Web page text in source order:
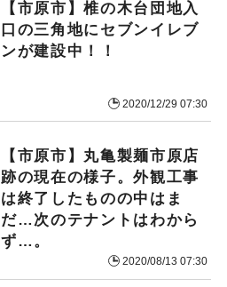
【市原市】椎の木台団地入
口の三角地にセブンイレブ
ンが建設中！！
2020/12/29 07:30
【市原市】丸亀製麺市原店
跡の現在の様子。外観工事
は終了したものの中はま
だ…次のテナントはわから
ず…。
2020/08/13 07:30